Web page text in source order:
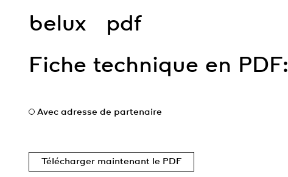
belux
pdf
Fiche technique en PDF:
Avec adresse de partenaire
Télécharger maintenant le PDF